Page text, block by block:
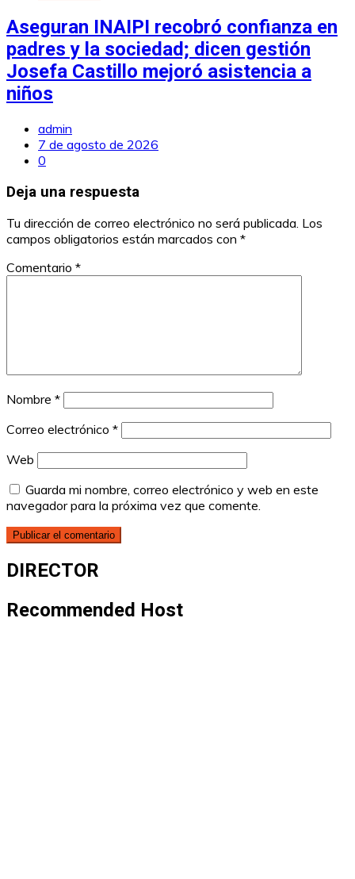
Aseguran INAIPI recobró confianza en
padres y la sociedad; dicen gestión
Josefa Castillo mejoró asistencia a
niños
admin
7 de agosto de 2026
0
Deja una respuesta
Tu dirección de correo electrónico no será publicada. Los
campos obligatorios están marcados con *
Comentario *
Nombre *
Correo electrónico *
Web
Guarda mi nombre, correo electrónico y web en este
navegador para la próxima vez que comente.
DIRECTOR
Recommended Host